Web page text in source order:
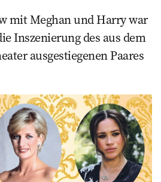
mit Meghan und­ Harry war
­Inszenierung des aus dem
ausgestiegenen Paares